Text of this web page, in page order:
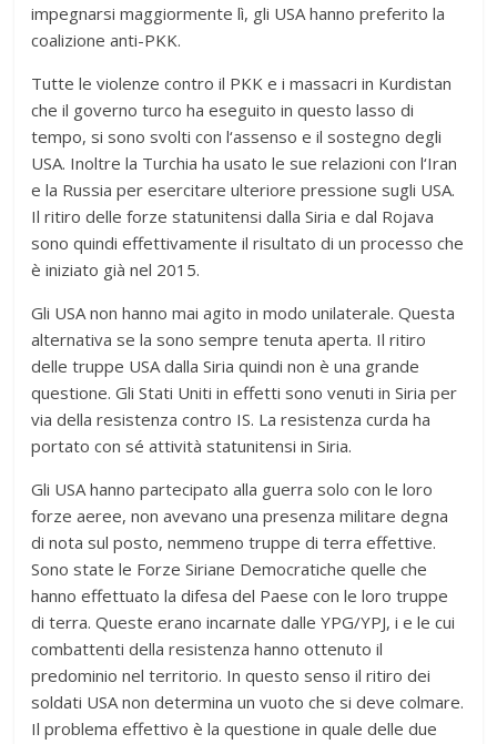
impegnarsi maggiormente lì, gli USA hanno preferito la
coalizione anti-PKK.
Tutte le violenze contro il PKK e i massacri in Kurdistan
che il governo turco ha eseguito in questo lasso di
tempo, si sono svolti con l‘assenso e il sostegno degli
USA. Inoltre la Turchia ha usato le sue relazioni con l‘Iran
e la Russia per esercitare ulteriore pressione sugli USA.
Il ritiro delle forze statunitensi dalla Siria e dal Rojava
sono quindi effettivamente il risultato di un processo che
è iniziato già nel 2015.
Gli USA non hanno mai agito in modo unilaterale. Questa
alternativa se la sono sempre tenuta aperta. Il ritiro
delle truppe USA dalla Siria quindi non è una grande
questione. Gli Stati Uniti in effetti sono venuti in Siria per
via della resistenza contro IS. La resistenza curda ha
portato con sé attività statunitensi in Siria.
Gli USA hanno partecipato alla guerra solo con le loro
forze aeree, non avevano una presenza militare degna
di nota sul posto, nemmeno truppe di terra effettive.
Sono state le Forze Siriane Democratiche quelle che
hanno effettuato la difesa del Paese con le loro truppe
di terra. Queste erano incarnate dalle YPG/YPJ, i e le cui
combattenti della resistenza hanno ottenuto il
predominio nel territorio. In questo senso il ritiro dei
soldati USA non determina un vuoto che si deve colmare.
Il problema effettivo è la questione in quale delle due